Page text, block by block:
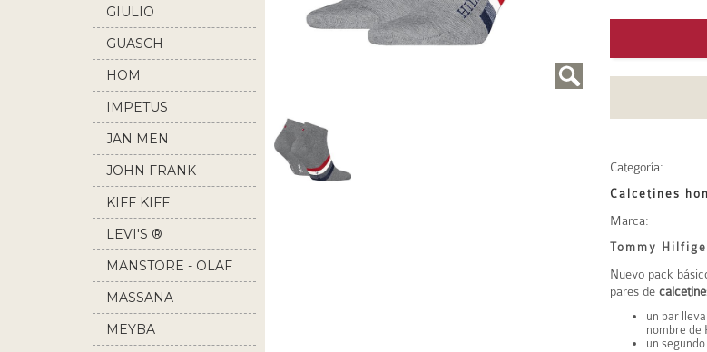
GIULIO
GUASCH
HOM
IMPETUS
JAN MEN
JOHN FRANK
KIFF KIFF
LEVI'S ®
MANSTORE - OLAF
BENZ
MASSANA
MEYBA
Categoría:
Calcetines
Marca:
Tommy
Nuevo pack
pares de
un par
nombre de
un